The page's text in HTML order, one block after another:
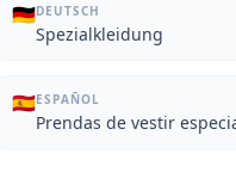
🇩🇪DEUTSCH
Spezialkleidung
🇪🇸ESPAÑOL
Prendas de vestir